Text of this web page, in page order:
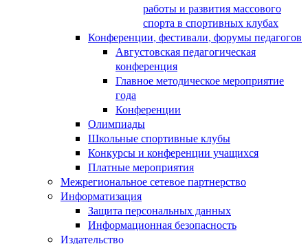
работы и развития массового
спорта в спортивных клубах
Конференции, фестивали, форумы педагогов
Августовская педагогическая
конференция
Главное методическое мероприятие
года
Конференции
Олимпиады
Школьные спортивные клубы
Конкурсы и конференции учащихся
Платные мероприятия
Межрегиональное сетевое партнерство
Информатизация
Защита персональных данных
Информационная безопасность
Издательство